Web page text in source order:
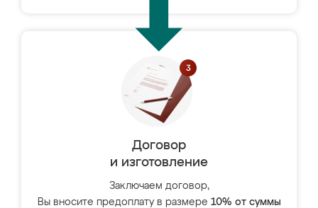
Договор
и изготовление
Заключаем договор,
Вы вносите предоплату в размере 10% от суммы